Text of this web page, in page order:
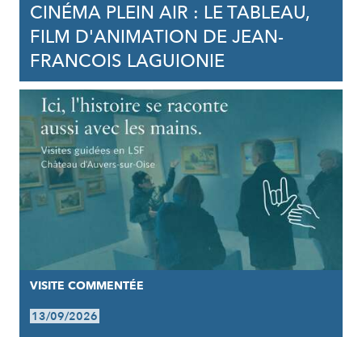
CINÉMA PLEIN AIR : LE TABLEAU,
FILM D'ANIMATION DE JEAN-
FRANCOIS LAGUIONIE
VISITE COMMENTÉE
13/09/2026